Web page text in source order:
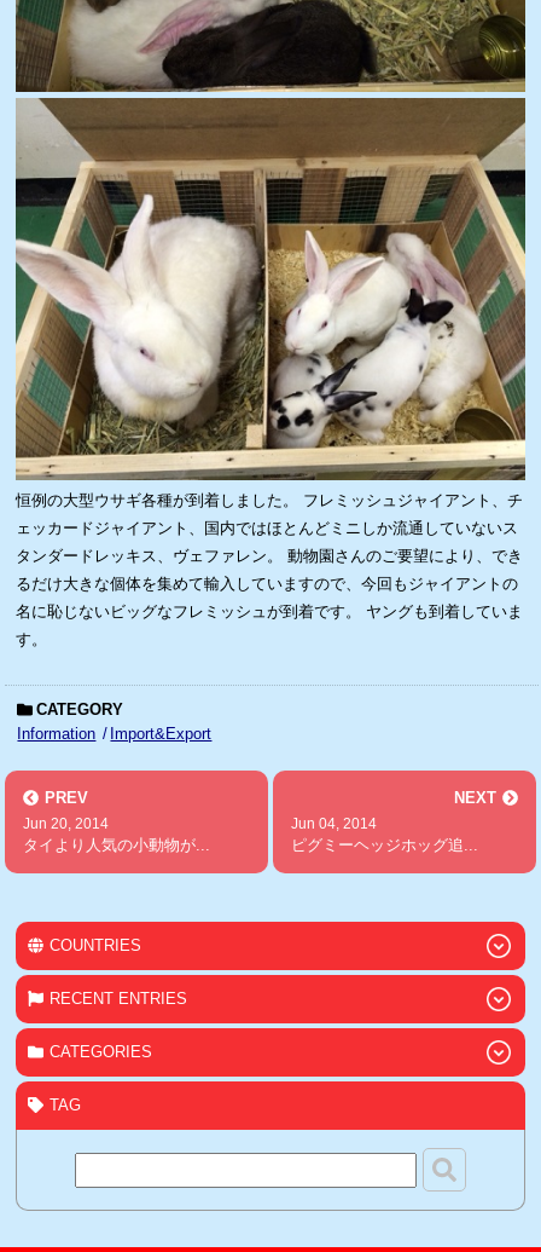
恒例の大型ウサギ各種が到着しました。 フレミッシュジャイアント、チ
ェッカードジャイアント、国内ではほとんどミニしか流通していないス
タンダードレッキス、ヴェファレン。 動物園さんのご要望により、でき
るだけ大きな個体を集めて輸入していますので、今回もジャイアントの
名に恥じないビッグなフレミッシュが到着です。 ヤングも到着していま
す。
CATEGORY
Information
Import&Export
PREV
Jun 20, 2014
タイより人気の小動物が...
NEXT
Jun 04, 2014
ピグミーヘッジホッグ追...
COUNTRIES
RECENT ENTRIES
CATEGORIES
TAG